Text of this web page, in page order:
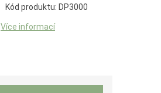
Kód produktu: DP3000
Více informací